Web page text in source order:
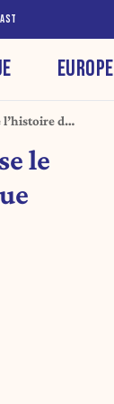
EUROPE
de
le